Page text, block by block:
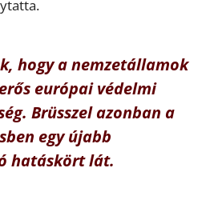
hogy a nemzetállamok
európai védelmi
Brüsszel azonban a
egy újabb
hatáskört lát.